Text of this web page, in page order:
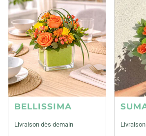
BELLISSIMA
Livraison dès demain